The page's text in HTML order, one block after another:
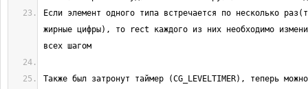
Если элемент одного типа встречается по несколько
жирные цифры), то rect каждого из них необходимо
Также был затронут таймер (CG_LEVELTIMER), теперь